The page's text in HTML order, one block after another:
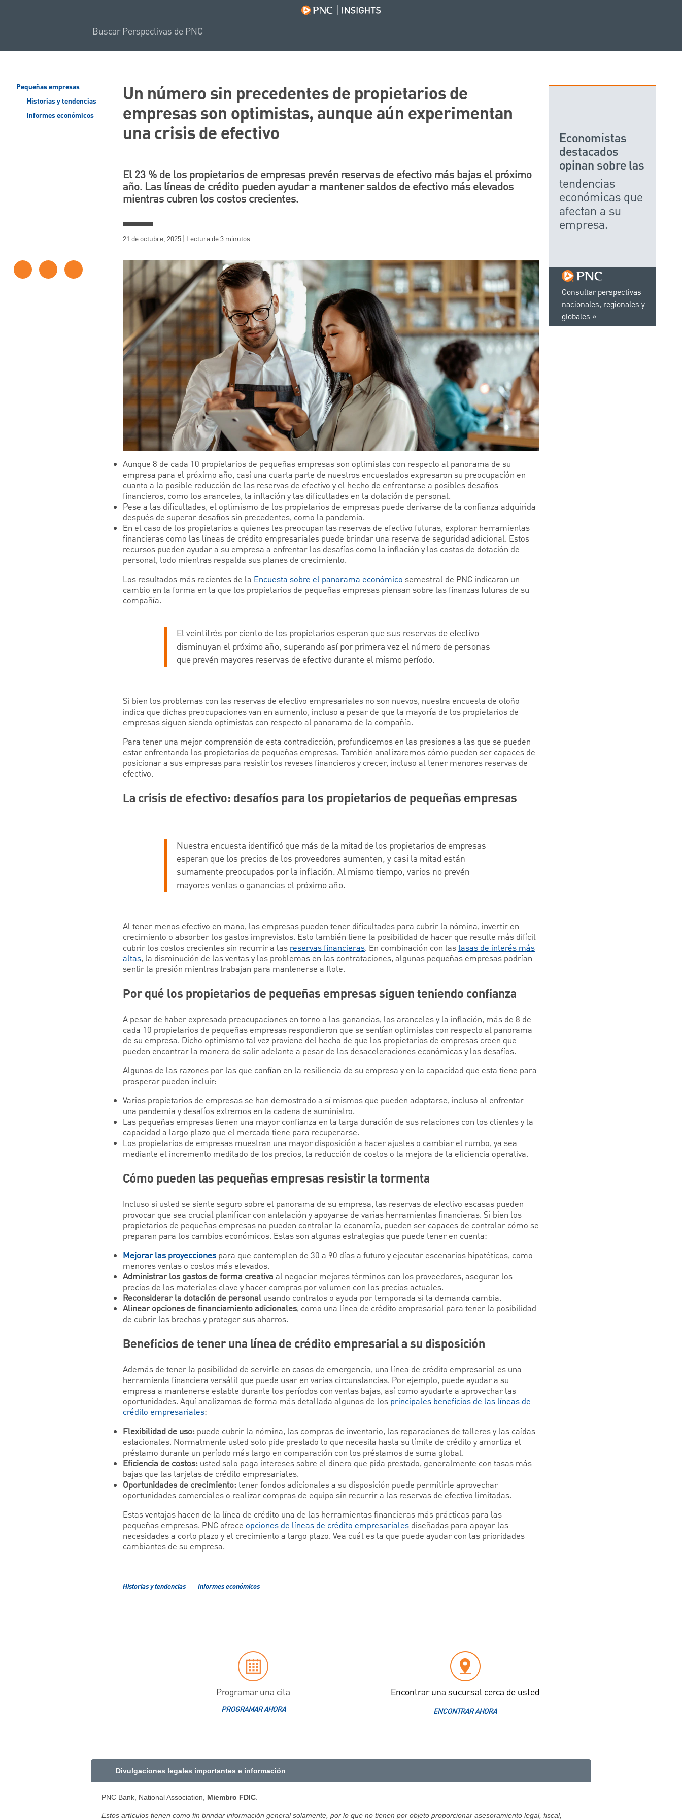
Pequeñas empresas
Historias y tendencias
Informes económicos
Un número sin precedentes de propietarios de
empresas son optimistas, aunque aún experimentan
una crisis de efectivo
El 23 % de los propietarios de empresas prevén reservas de efectivo más bajas el próximo
año. Las líneas de crédito pueden ayudar a mantener saldos de efectivo más elevados
mientras cubren los costos crecientes.
21 de octubre, 2025 | Lectura de 3 minutos
Aunque 8 de cada 10 propietarios de pequeñas empresas son optimistas con respecto al panorama de su
empresa para el próximo año, casi una cuarta parte de nuestros encuestados expresaron su preocupación en
cuanto a la posible reducción de las reservas de efectivo y el hecho de enfrentarse a posibles desafíos
financieros, como los aranceles, la inflación y las dificultades en la dotación de personal.
Pese a las dificultades, el optimismo de los propietarios de empresas puede derivarse de la confianza adquirida
después de superar desafíos sin precedentes, como la pandemia.
En el caso de los propietarios a quienes les preocupan las reservas de efectivo futuras, explorar herramientas
financieras como las líneas de crédito empresariales puede brindar una reserva de seguridad adicional. Estos
recursos pueden ayudar a su empresa a enfrentar los desafíos como la inflación y los costos de dotación de
personal, todo mientras respalda sus planes de crecimiento.
Los resultados más recientes de la Encuesta sobre el panorama económico semestral de PNC indicaron un
cambio en la forma en la que los propietarios de pequeñas empresas piensan sobre las finanzas futuras de su
compañía.
El veintitrés por ciento de los propietarios esperan que sus reservas de efectivo
disminuyan el próximo año, superando así por primera vez el número de personas
que prevén mayores reservas de efectivo durante el mismo período.
Si bien los problemas con las reservas de efectivo empresariales no son nuevos, nuestra encuesta de otoño
indica que dichas preocupaciones van en aumento, incluso a pesar de que la mayoría de los propietarios de
empresas siguen siendo optimistas con respecto al panorama de la compañía.
Para tener una mejor comprensión de esta contradicción, profundicemos en las presiones a las que se pueden
estar enfrentando los propietarios de pequeñas empresas. También analizaremos cómo pueden ser capaces de
posicionar a sus empresas para resistir los reveses financieros y crecer, incluso al tener menores reservas de
efectivo.
La crisis de efectivo: desafíos para los propietarios de pequeñas empresas
Nuestra encuesta identificó que más de la mitad de los propietarios de empresas
esperan que los precios de los proveedores aumenten, y casi la mitad están
sumamente preocupados por la inflación. Al mismo tiempo, varios no prevén
mayores ventas o ganancias el próximo año.
Al tener menos efectivo en mano, las empresas pueden tener dificultades para cubrir la nómina, invertir en
crecimiento o absorber los gastos imprevistos. Esto también tiene la posibilidad de hacer que resulte más difícil
cubrir los costos crecientes sin recurrir a lasreservas financieras. En combinación con lastasas de interés más
altas, la disminución de las ventas y los problemas en las contrataciones, algunas pequeñas empresas podrían
sentir la presión mientras trabajan para mantenerse a flote.
Por qué los propietarios de pequeñas empresas siguen teniendo confianza
A pesar de haber expresado preocupaciones en torno a las ganancias, los aranceles y la inflación, más de 8 de
cada 10 propietarios de pequeñas empresas respondieron que se sentían optimistas con respecto al panorama
de su empresa. Dicho optimismo tal vez proviene del hecho de que los propietarios de empresas creen que
pueden encontrar la manera de salir adelante a pesar de las desaceleraciones económicas y los desafíos.
Algunas de las razones por las que confían en la resiliencia de su empresa y en la capacidad que esta tiene para
prosperar pueden incluir:
Varios propietarios de empresas se han demostrado a sí mismos que pueden adaptarse, incluso al enfrentar
una pandemia y desafíos extremos en la cadena de suministro.
Las pequeñas empresas tienen una mayor confianza en la larga duración de sus relaciones con los clientes y la
capacidad a largo plazo que el mercado tiene para recuperarse.
Los propietarios de empresas muestran una mayor disposición a hacer ajustes o cambiar el rumbo, ya sea
mediante el incremento meditado de los precios, la reducción de costos o la mejora de la eficiencia operativa.
Cómo pueden las pequeñas empresas resistir la tormenta
Incluso si usted se siente seguro sobre el panorama de su empresa, las reservas de efectivo escasas pueden
provocar que sea crucial planificar con antelación y apoyarse de varias herramientas financieras. Si bien los
propietarios de pequeñas empresas no pueden controlar la economía, pueden ser capaces de controlar cómo se
preparan para los cambios económicos. Estas son algunas estrategias que puede tener en cuenta:
Mejorar las proyecciones para que contemplen de 30 a 90 días a futuro y ejecutar escenarios hipotéticos, como
menores ventas o costos más elevados.
Administrar los gastos de forma creativa al negociar mejores términos con los proveedores, asegurar los
precios de los materiales clave y hacer compras por volumen con los precios actuales.
Reconsiderar la dotación de personal usando contratos o ayuda por temporada si la demanda cambia.
Alinear opciones de financiamiento adicionales, como una línea de crédito empresarial para tener la posibilidad
de cubrir las brechas y proteger sus ahorros.
Beneficios de tener una línea de crédito empresarial a su disposición
Además de tener la posibilidad de servirle en casos de emergencia, una línea de crédito empresarial es una
herramienta financiera versátil que puede usar en varias circunstancias. Por ejemplo, puede ayudar a su
empresa a mantenerse estable durante los períodos con ventas bajas, así como ayudarle a aprovechar las
oportunidades. Aquí analizamos de forma más detallada algunos de los principales beneficios de las líneas de
crédito empresariales:
Flexibilidad de uso: puede cubrir la nómina, las compras de inventario, las reparaciones de talleres y las caídas
estacionales. Normalmente usted solo pide prestado lo que necesita hasta su límite de crédito y amortiza el
préstamo durante un período más largo en comparación con los préstamos de suma global.
Eficiencia de costos: usted solo paga intereses sobre el dinero que pida prestado, generalmente con tasas más
bajas que las tarjetas de crédito empresariales.
Oportunidades de crecimiento:tener fondos adicionales a su disposición puede permitirle aprovechar
oportunidades comerciales o realizar compras de equipo sin recurrir a las reservas de efectivo limitadas.
Estas ventajas hacen de la línea de crédito una de las herramientas financieras más prácticas para las
pequeñas empresas. PNC ofrece opciones de líneas de crédito empresariales diseñadas para apoyar las
necesidades a corto plazo y el crecimiento a largo plazo. Vea cuál es la que puede ayudar con las prioridades
cambiantes de su empresa.
Historias y tendencias Informes económicos
Consultar perspectivas
nacionales, regionales y
globales
Economistas
destacados
opinan sobre las
tendencias
económicas que
afectan a su
empresa.
Programar una cita
PROGRAMAR AHORA
Encontrar una sucursal cerca de usted
ENCONTRAR AHORA
Divulgaciones legales importantes e información
PNC Bank, National Association, Miembro FDIC
Estos artículos tienen como fin brindar información general solamente, por lo que no tienen por objeto proporcionar asesoramiento legal, fiscal,